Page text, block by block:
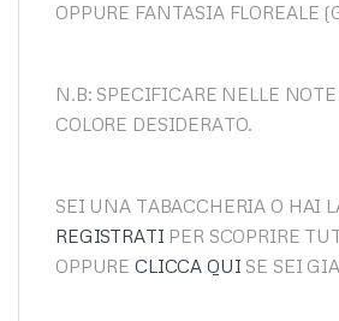
OPPURE FANTASIA FLOREALE
N.B: SPECIFICARE NELLE NOTE
COLORE DESIDERATO.
SEI UNA TABACCHERIA O HAI
REGISTRATI PER SCOPRIRE
OPPURE CLICCA QUI SE SEI